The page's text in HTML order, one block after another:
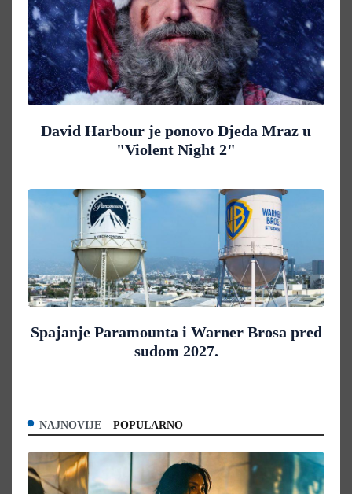
David Harbour je ponovo Djeda Mraz u
"Violent Night 2"
Spajanje Paramounta i Warner Brosa pred
sudom 2027.
NAJNOVIJE POPULARNO